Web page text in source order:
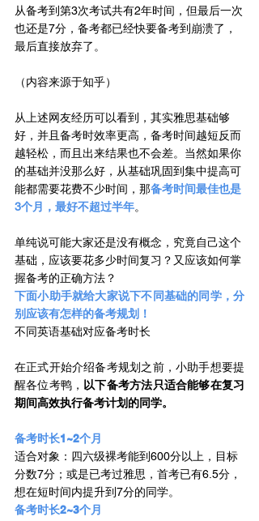
从备考到第3次考试共有2年时间，但最后一次
也还是7分，备考都已经快要备考到崩溃了，
最后直接放弃了。
（内容来源于知乎）
从上述网友经历可以看到，其实雅思基础够
好，并且备考时效率更高，备考时间越短反而
越轻松，而且出来结果也不会差。当然如果你
的基础并没那么好，从基础巩固到集中提高可
能都需要花费不少时间，那备考时间最佳也是
3个月，最好不超过半年。
单纯说可能大家还是没有概念，究竟自己这个
基础，应该要花多少时间复习？又应该如何掌
握备考的正确方法？
下面小助手就给大家说下不同基础的同学，分
别应该有怎样的备考规划！
不同英语基础对应备考时长
在正式开始介绍备考规划之前，小助手想要提
醒各位考鸭， 以下备考方法只适合能够在复习
期间高效执行备考计划的同学。
备考时长1~2个月
适合对象：四六级裸考能到600分以上，目标
分数7分；或是已考过雅思，首考已有6.5分，
想在短时间内提升到7分的同学。
备考时长2~3个月